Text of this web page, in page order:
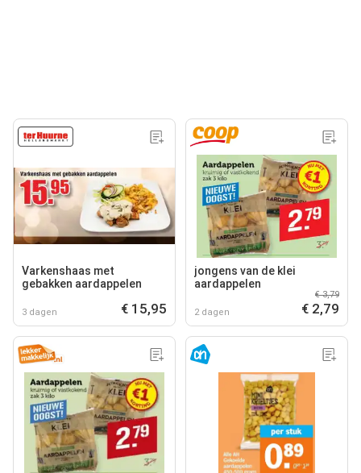
Varkenshaas met
gebakken aardappelen
3 dagen € 15,95
jongens van de klei
aardappelen
2 dagen
€ 3,79
€ 2,79